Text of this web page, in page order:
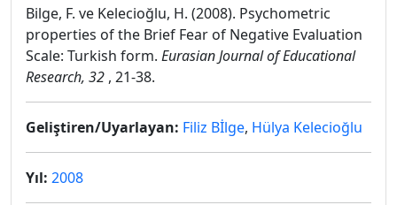
Bilge, F. ve Kelecioğlu, H. (2008). Psychometric
properties of the Brief Fear of Negative Evaluation
Scale: Turkish form. Eurasian Journal of Educational
Research, 32 , 21-38.
Geliştiren/Uyarlayan: Filiz Bİlge, Hülya Kelecioğlu
Yıl: 2008